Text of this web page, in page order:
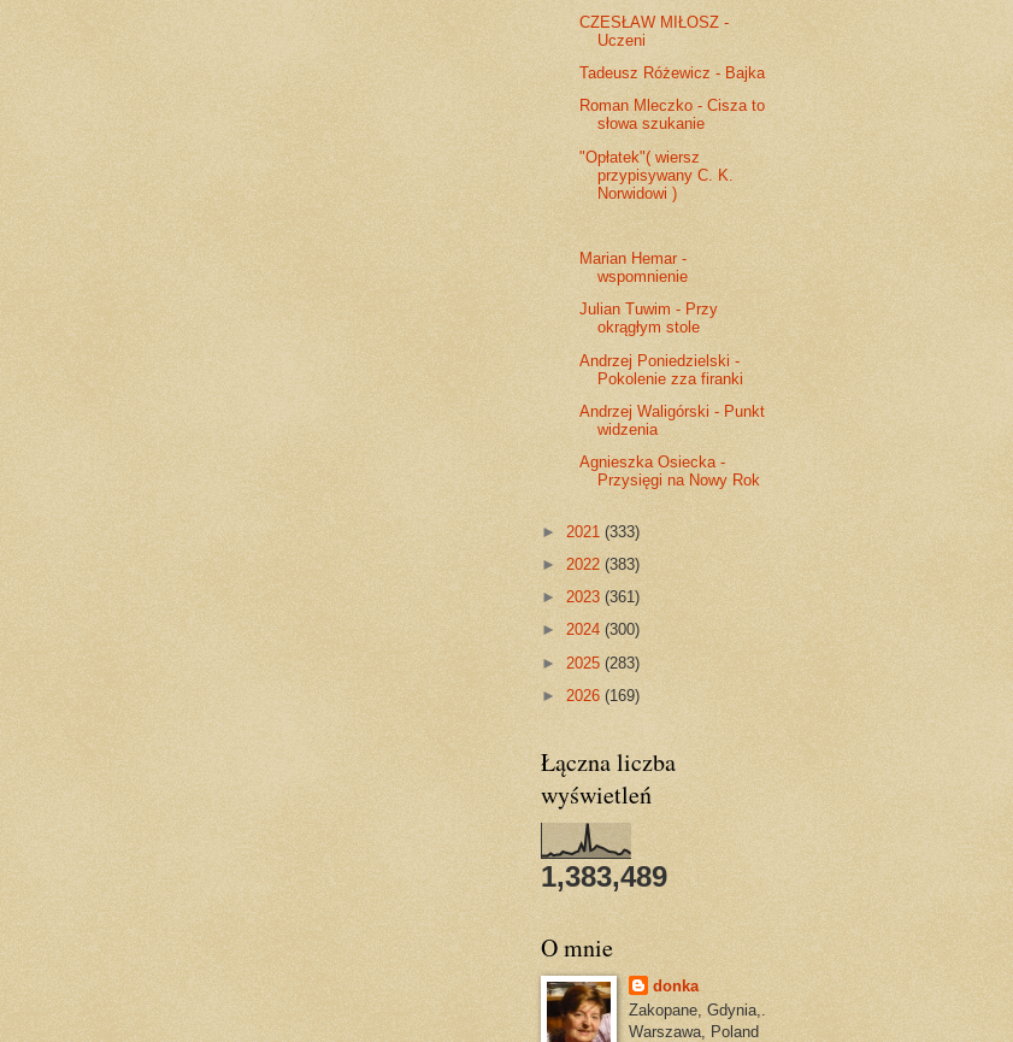
CZESŁAW MIŁOSZ -
Uczeni
Tadeusz Różewicz - Bajka
Roman Mleczko - Cisza to
słowa szukanie
"Opłatek"( wiersz
przypisywany C. K.
Norwidowi )
Marian Hemar -
wspomnienie
Julian Tuwim - Przy
okrągłym stole
Andrzej Poniedzielski -
Pokolenie zza firanki
Andrzej Waligórski - Punkt
widzenia
Agnieszka Osiecka -
Przysięgi na Nowy Rok
► 2021 (333)
► 2022 (383)
► 2023 (361)
► 2024 (300)
► 2025 (283)
► 2026 (169)
Łączna liczba
wyświetleń
1,383,489
O mnie
donka
Zakopane, Gdynia,.
Warszawa, Poland